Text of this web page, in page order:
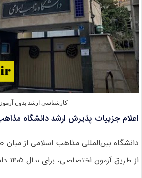
کارشناسی ارشد بدون
اعلام جزییات پذیرش ارشد دانشگاه مذاهب
دانشگاه بین‌المللی مذاهب اسلامی از
از طریق آزمون اختصاصی، برای سال ۱۴۰۵ دانشجوی کارشناسی [...]